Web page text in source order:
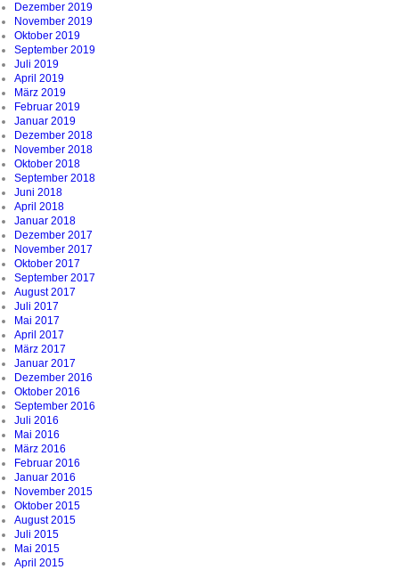
Dezember 2019
November 2019
Oktober 2019
September 2019
Juli 2019
April 2019
März 2019
Februar 2019
Januar 2019
Dezember 2018
November 2018
Oktober 2018
September 2018
Juni 2018
April 2018
Januar 2018
Dezember 2017
November 2017
Oktober 2017
September 2017
August 2017
Juli 2017
Mai 2017
April 2017
März 2017
Januar 2017
Dezember 2016
Oktober 2016
September 2016
Juli 2016
Mai 2016
März 2016
Februar 2016
Januar 2016
November 2015
Oktober 2015
August 2015
Juli 2015
Mai 2015
April 2015